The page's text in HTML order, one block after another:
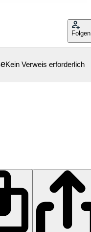
Folgen
Kein Verweis erforderlich